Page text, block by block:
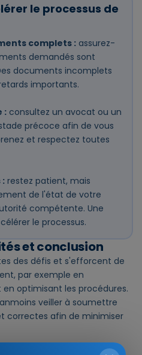
le processus de
complets : assurez-
demandés sont
documents incomplets
importants.
: consultez un avocat ou un
précoce afin de vous
et respectez toutes
: restez patient, mais
de l'état de votre
compétente. Une
le processus.
et conclusion
des défis et s'efforcent de
par exemple en
optimisant les procédures.
veiller à soumettre
correctes afin de minimiser